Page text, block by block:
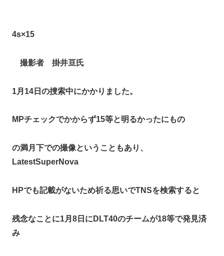
4s×15
撮影者 掛井亘氏
1月14日の捜索中にかかりました。
MPチェックでかからず15等と明るかったにもの
の満月下での撮像ということもあり、
LatestSuperNova
HPでも記載がないため祈る思いでTNSを検索すると
残念なことに1月8日にDLT40のチームが18等で発見済
み